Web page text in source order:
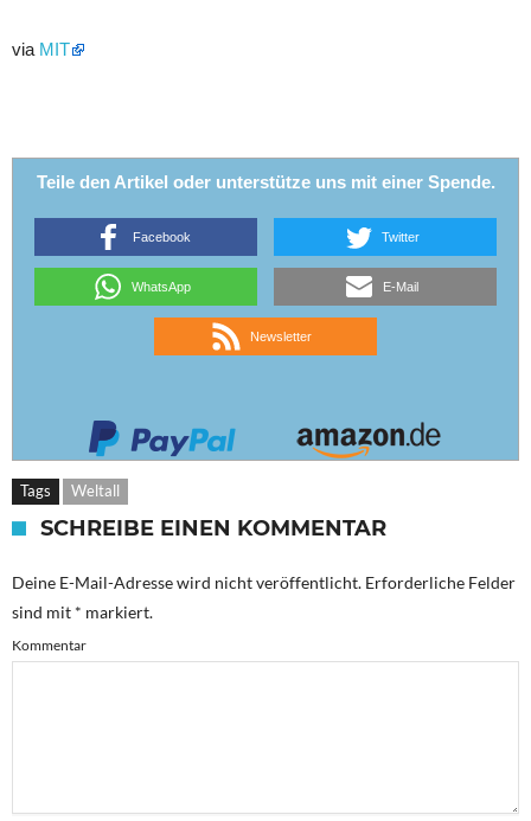
via MIT
Teile den Artikel oder unterstütze uns mit einer Spende.
Facebook Twitter
WhatsApp E-Mail
Newsletter
Tags Weltall
SCHREIBE EINEN KOMMENTAR
Deine E-Mail-Adresse wird nicht veröffentlicht. Erforderliche Felder
sind mit * markiert.
Kommentar